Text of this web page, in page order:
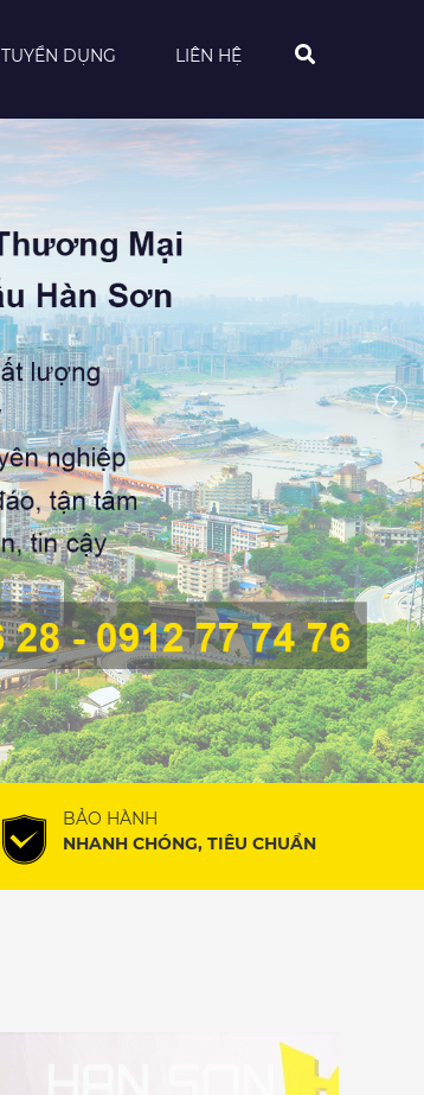
TUYỂN DỤNG LIÊN HỆ
BẢO HÀNH
NHANH CHÓNG, TIÊU CHUẨN